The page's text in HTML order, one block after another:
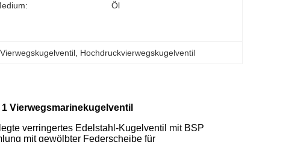
Öl
Hochdruckvierwegskugelventil
Vierwegsmarinekugelventil
verringertes Edelstahl-Kugelventil mit BSP
mit gewölbter Federscheibe für